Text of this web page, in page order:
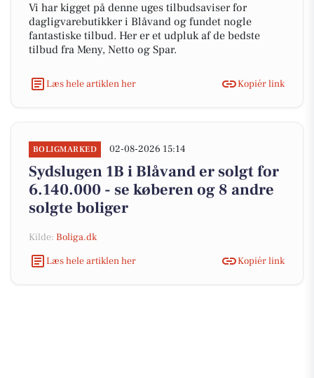
Vi har kigget på denne uges tilbudsaviser for
dagligvarebutikker i Blåvand og fundet nogle
fantastiske tilbud. Her er et udpluk af de bedste
tilbud fra Meny, Netto og Spar.
Læs hele artiklen her Kopiér link
BOLIGMARKED 02-08-2026 15:14
Sydslugen 1B i Blåvand er solgt for
6.140.000 - se køberen og 8 andre
solgte boliger
Kilde: Boliga.dk
Læs hele artiklen her
Kopiér link